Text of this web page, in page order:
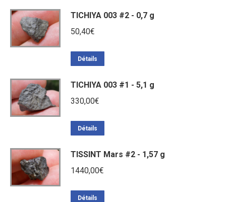
TICHIYA 003 #2 - 0,7 g
50,40€
Détails
TICHIYA 003 #1 - 5,1 g
330,00€
Détails
TISSINT Mars #2 - 1,57 g
1440,00€
Détails